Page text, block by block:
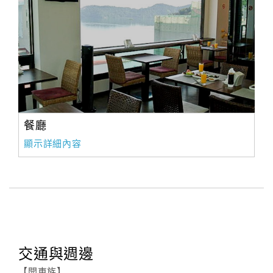
餐廳
顯示詳細內容
交通與週邊